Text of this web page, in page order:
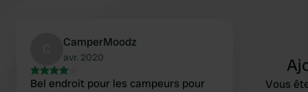
CamperMoodz
avr. 2020
Bel endroit pour les campeurs pour
Vous